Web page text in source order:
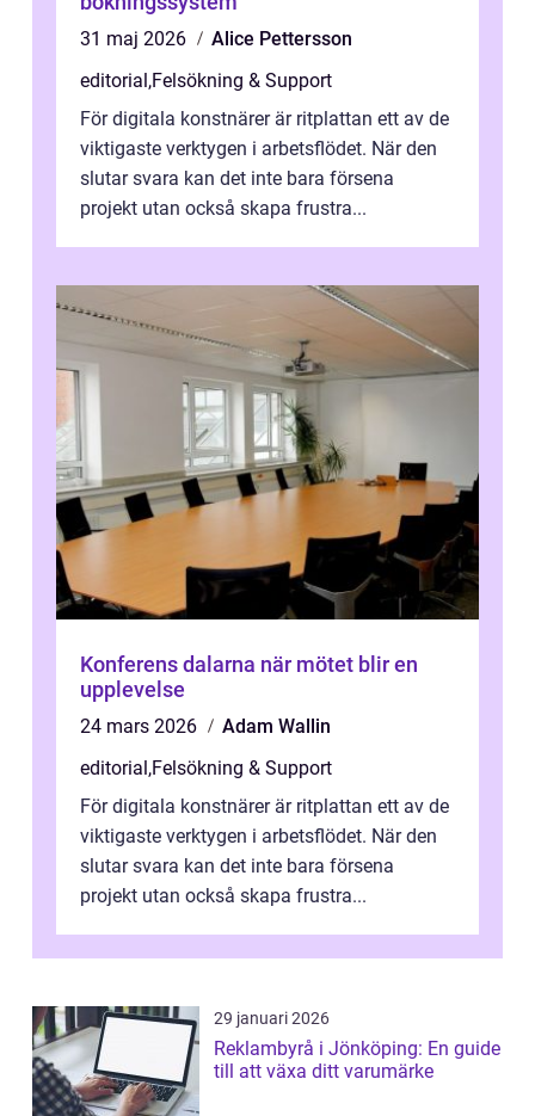
31 maj 2026
Alice Pettersson
editorial,Felsökning & Support
För digitala konstnärer är ritplattan ett av de
viktigaste verktygen i arbetsflödet. När den
slutar svara kan det inte bara försena
projekt utan också skapa frustra...
Konferens dalarna när mötet blir en
upplevelse
24 mars 2026
Adam Wallin
editorial,Felsökning & Support
För digitala konstnärer är ritplattan ett av de
viktigaste verktygen i arbetsflödet. När den
slutar svara kan det inte bara försena
projekt utan också skapa frustra...
29 januari 2026
Reklambyrå i Jönköping: En guide
till att växa ditt varumärke